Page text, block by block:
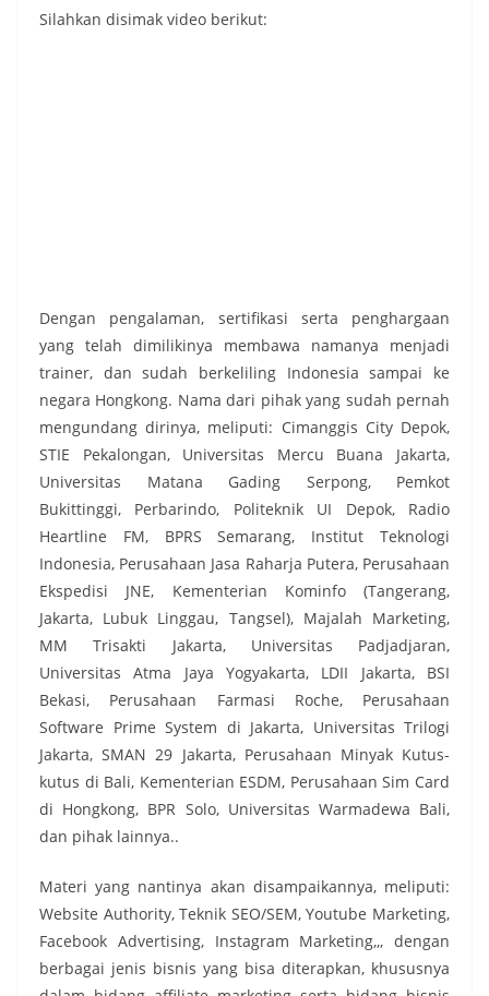
Silahkan disimak video berikut:
Dengan pengalaman, sertifikasi serta penghargaan
yang telah dimilikinya membawa namanya menjadi
trainer, dan sudah berkeliling Indonesia sampai ke
negara Hongkong. Nama dari pihak yang sudah pernah
mengundang dirinya, meliputi: Cimanggis City Depok,
STIE Pekalongan, Universitas Mercu Buana Jakarta,
Universitas Matana Gading Serpong, Pemkot
Bukittinggi, Perbarindo, Politeknik UI Depok, Radio
Heartline FM, BPRS Semarang, Institut Teknologi
Indonesia, Perusahaan Jasa Raharja Putera, Perusahaan
Ekspedisi JNE, Kementerian Kominfo (Tangerang,
Jakarta, Lubuk Linggau, Tangsel), Majalah Marketing,
MM Trisakti Jakarta, Universitas Padjadjaran,
Universitas Atma Jaya Yogyakarta, LDII Jakarta, BSI
Bekasi, Perusahaan Farmasi Roche, Perusahaan
Software Prime System di Jakarta, Universitas Trilogi
Jakarta, SMAN 29 Jakarta, Perusahaan Minyak Kutus-
kutus di Bali, Kementerian ESDM, Perusahaan Sim Card
di Hongkong, BPR Solo, Universitas Warmadewa Bali,
dan pihak lainnya..
Materi yang nantinya akan disampaikannya, meliputi:
Website Authority, Teknik SEO/SEM, Youtube Marketing,
Facebook Advertising, Instagram Marketing,,, dengan
berbagai jenis bisnis yang bisa diterapkan, khususnya